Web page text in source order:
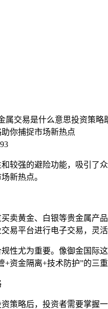
属交易是什么意思投资策略
你捕捉市场新热点
较强的避险功能，吸引了
新热点。
卖黄金、白银等贵金属产
易平台进行电子交易，灵活
性尤为重要。像御金国际
+资金隔离+技术防护”的三
策略后，投资者需要掌握